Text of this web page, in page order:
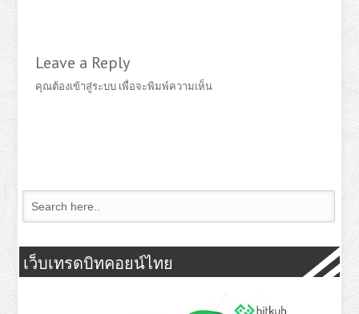
Leave a Reply
คุณต้องเข้าสู่ระบบ เพื่อจะพิมพ์ความเห็น
เว็บเทรดบิทคอยน์ไทย